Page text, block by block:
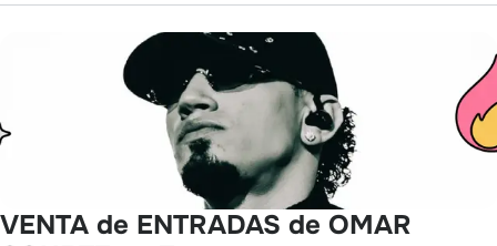
VENTA de ENTRADAS de OMAR